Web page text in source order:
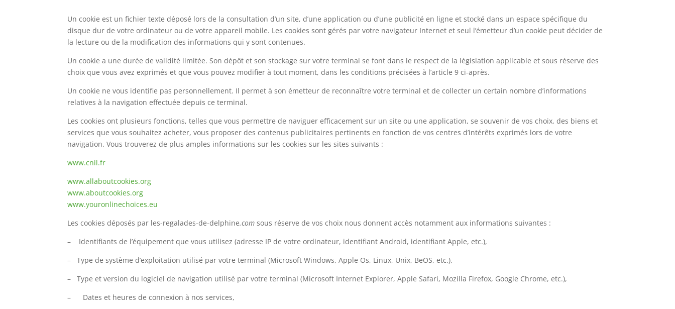
Un cookie est un fichier texte déposé lors de la consultation d’un site, d’une application ou d’une publicité en ligne et stocké dans un espace spécifique du
disque dur de votre ordinateur ou de votre appareil mobile. Les cookies sont gérés par votre navigateur Internet et seul l’émetteur d’un cookie peut décider de
la lecture ou de la modification des informations qui y sont contenues.
Un cookie a une durée de validité limitée. Son dépôt et son stockage sur votre terminal se font dans le respect de la législation applicable et sous réserve des
choix que vous avez exprimés et que vous pouvez modifier à tout moment, dans les conditions précisées à l’article 9 ci-après.
Un cookie ne vous identifie pas personnellement. Il permet à son émetteur de reconnaître votre terminal et de collecter un certain nombre d’informations
relatives à la navigation effectuée depuis ce terminal.
Les cookies ont plusieurs fonctions, telles que vous permettre de naviguer efficacement sur un site ou une application, se souvenir de vos choix, des biens et
services que vous souhaitez acheter, vous proposer des contenus publicitaires pertinents en fonction de vos centres d’intérêts exprimés lors de votre
navigation. Vous trouverez de plus amples informations sur les cookies sur les sites suivants :
www.cnil.fr
www.allaboutcookies.org
www.aboutcookies.org
www.youronlinechoices.eu
Les cookies déposés par les-regalades-de-delphine.comsous réserve de vos choix nous donnent accès notamment aux informations suivantes :
– Identifiants de l’équipement que vous utilisez (adresse IP de votre ordinateur, identifiant Android, identifiant Apple, etc.),
– Type de système d’exploitation utilisé par votre terminal (Microsoft Windows, Apple Os, Linux, Unix, BeOS, etc.),
– Type et version du logiciel de navigation utilisé par votre terminal (Microsoft Internet Explorer, Apple Safari, Mozilla Firefox, Google Chrome, etc.),
– Dates et heures de connexion à nos services,